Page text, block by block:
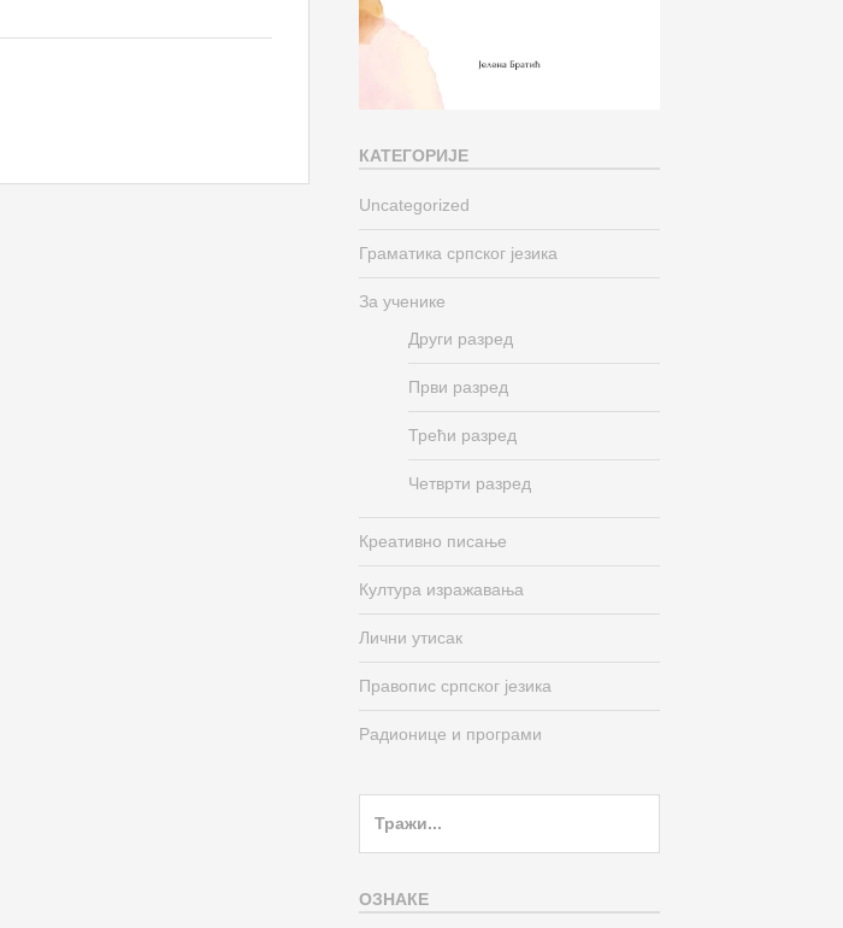
КАТЕГОРИЈЕ
Uncategorized
Граматика српског језика
За ученике
Други разред
Први разред
Трећи разред
Четврти разред
Креативно писање
Култура изражавања
Лични утисак
Правопис српског језика
Радионице и програми
ОЗНАКЕ